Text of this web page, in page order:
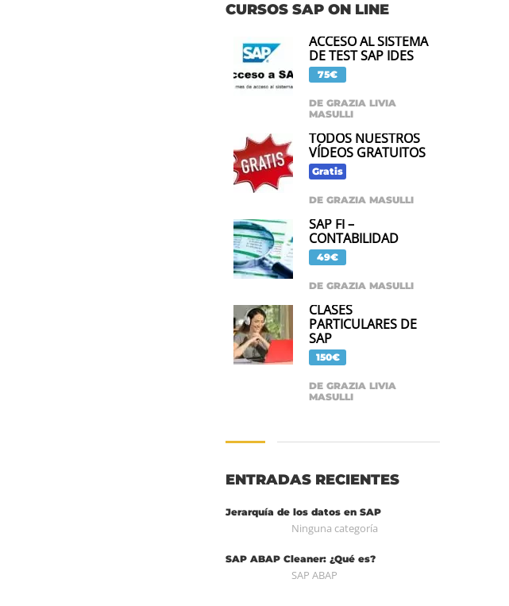
CURSOS SAP ON LINE
ACCESO AL SISTEMA
DE TEST SAP IDES
75€
DE GRAZIA LIVIA
MASULLI
TODOS NUESTROS
VÍDEOS GRATUITOS
Gratis
DE GRAZIA MASULLI
SAP FI –
CONTABILIDAD
49€
DE GRAZIA MASULLI
CLASES
PARTICULARES DE
SAP
150€
DE GRAZIA LIVIA
MASULLI
ENTRADAS RECIENTES
Jerarquía de los datos en SAP
Ninguna categoría
SAP ABAP Cleaner: ¿Qué es?
SAP ABAP